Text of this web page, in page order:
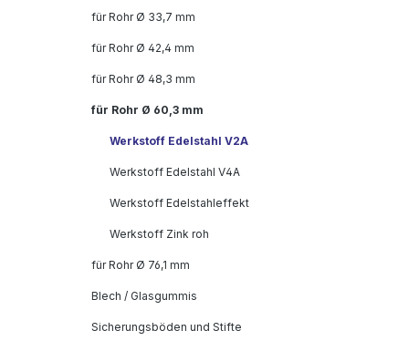
für Rohr Ø 33,7 mm
für Rohr Ø 42,4 mm
für Rohr Ø 48,3 mm
für Rohr Ø 60,3 mm
Werkstoff Edelstahl V2A
Werkstoff Edelstahl V4A
Werkstoff Edelstahleffekt
Werkstoff Zink roh
für Rohr Ø 76,1 mm
Blech / Glasgummis
Sicherungsböden und Stifte